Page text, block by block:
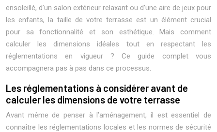
ensoleillé, d’un salon extérieur relaxant ou d’une aire de jeux pour
les enfants, la taille de votre terrasse est un élément crucial
pour sa fonctionnalité et son esthétique. Mais comment
calculer les dimensions idéales tout en respectant les
réglementations en vigueur ? Ce guide complet vous
accompagnera pas à pas dans ce processus.
Les réglementations à considérer avant de
calculer les dimensions de votre terrasse
Avant même de penser à l’aménagement, il est essentiel de
connaître les réglementations locales et les normes de sécurité